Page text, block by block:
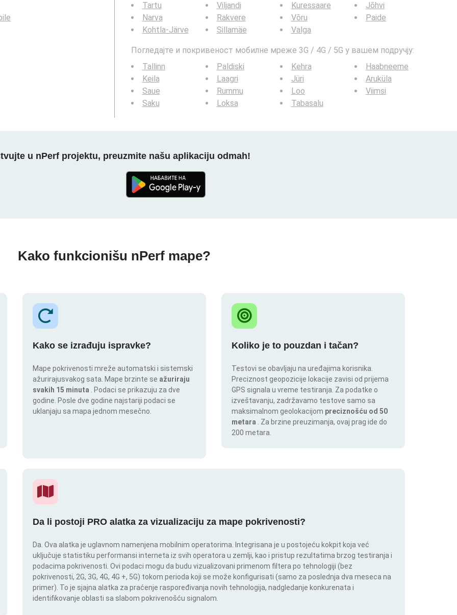
Tartu
Narva
Kohtla-Järve
Viljandi
Rakvere
Sillamäe
Kuressaare
Võru
Valga
Jõhvi
Paide
Погледајте и покривеност мобилне мреже 3G / 4G / 5G у вашем подручју:
Tallinn
Keila
Saue
Saku
Paldiski
Laagri
Rummu
Loksa
Kehra
Jüri
Loo
Tabasalu
Haabneeme
Aruküla
Viimsi
u nPerf projektu, preuzmite našu aplikaciju odmah!
Kako funkcionišu nPerf mape?
Kako se izrađuju ispravke?
Mape pokrivenosti mreže automatski i sistemski
ažurirajusvakog sata. Mape brzinte se ažuriraju
svakih 15 minuta
. Podaci se prikazuju za dve
godine. Posle dve godine najstariji podaci se
uklanjaju sa mapa jednom mesečno.
Koliko je to pouzdan i tačan?
Testovi se obavljaju na uređajima korisnika.
Preciznost geopozicije lokacije zavisi od prijema
GPS signala u vreme testiranja. Za podatke o
izveštavanju, zadržavamo testove samo sa
maksimalnom geolokacijom preciznošću od 50
metara
. Za brzine preuzimanja, ovaj prag ide do
200 metara.
Da li postoji PRO alatka za vizualizaciju za mape pokrivenosti?
Da. Ova alatka je uglavnom namenjena mobilnim operatorima. Integrisana je u postojeću kokpit koja već
uključuje statistiku performansi interneta iz svih operatora u zemlji, kao i pristup rezultatima brzog testiranja i
podacima pokrivenosti. Ovi podaci mogu da budu vizualizovani primenom filtera po tehnologiji (bez
pokrivenosti, 2G, 3G, 4G, 4G +, 5G) tokom perioda koji se može konfigurisati (samo za poslednja dva meseca na
primer). To je sjajna alatka za praćenje raspoređivanja novih tehnologija, nadgledanje konkurenata i
identifikovanje oblasti sa slabom pokrivenošću signalom.